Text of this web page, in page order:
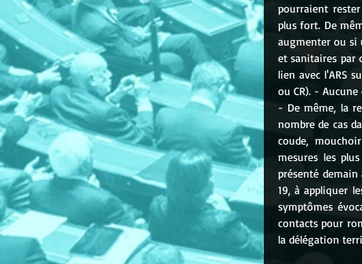
pourraient
plus fort. De
augmenter ou si
et sanitaires par
lien avec l'ARS
ou CR). -
- De même, la
nombre de cas
coude,
mesures les
présenté
19, à appliquer
symptômes
contacts pour
la délégation